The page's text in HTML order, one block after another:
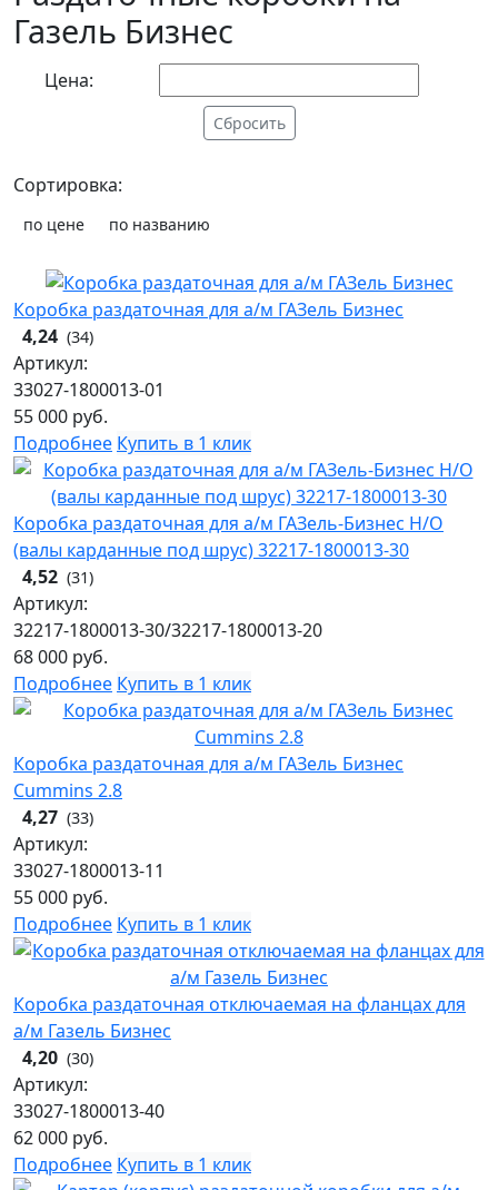
Газель Бизнес
Цена:
Сбросить
Сортировка:
по цене по названию
Коробка раздаточная для а/м ГАЗель Бизнес
4,24 (34)
Артикул:
33027-1800013-01
55 000 руб.
Подробнее Купить в 1 клик
Коробка раздаточная для а/м ГАЗель-Бизнес Н/О
(валы карданные под шрус) 32217-1800013-30
4,52 (31)
Артикул:
32217-1800013-30/32217-1800013-20
68 000 руб.
Подробнее Купить в 1 клик
Коробка раздаточная для а/м ГАЗель Бизнес
Cummins 2.8
4,27 (33)
Артикул:
33027-1800013-11
55 000 руб.
Подробнее Купить в 1 клик
Коробка раздаточная отключаемая на фланцах для
а/м Газель Бизнес
4,20 (30)
Артикул:
33027-1800013-40
62 000 руб.
Подробнее Купить в 1 клик